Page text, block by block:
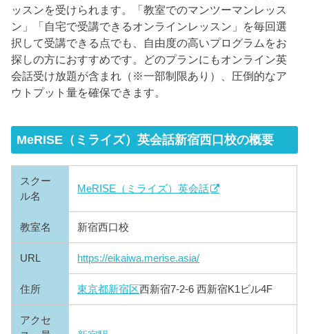
ッスンを受けられます。「教室でのマンツーマンレッス
ン」「自宅で受講できるオンラインレッスン」を毎回選
択して受講できる点でも、自由度の高いプログラムをお
探しの方におすすめです。どのプランにもオンライン英
会話受け放題が含まれ（※一部制限あり）、圧倒的なア
ウトプット量を確保できます。
MeRISE（ミライズ）英会話新宿西口校の概要
スクー
ル名
MeRISE（ミライズ）英会話
教室名 新宿西口校
URL https://eikaiwa.merise.asia/
住所 東京都新宿区西新宿7-2-6 西新宿K1ビル4F
アクセ